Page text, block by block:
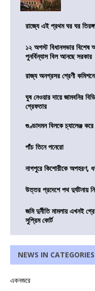
রাজ্যে এই প্রথম ঘর ঘর
১২ অগস্ট বিধানসভার বিশেষ
পুনর্বিন্যাস বিল আনছে সরকার
রাজ্য অনগ্রসর শ্রেণী
ঘুষ নেওয়ার দায়ে জামবনির
গ্রেফতার
গুণ্ডাদমন বিলকে চ্যালেঞ্জ
পাঁচ তিনে পনেরো
নাগপুরে কিশোরীকে অপহরণ,
উত্তর প্রদেশে পথ দুর্ঘটনায়
জমি দুর্নীতি মামলায় এখনই
সুপ্রিম কোর্ট
NEWS IN CATEGORIES
একনজরে